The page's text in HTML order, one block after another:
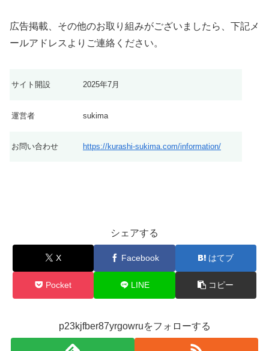
広告掲載、その他のお取り組みがございましたら、下記メ
ールアドレスよりご連絡ください。
サイト開設 2025年7月
運営者 sukima
お問い合わせ https://kurashi-sukima.com/information/
シェアする
X Facebook はてブ
Pocket LINE コピー
p23kjfber87yrgowruをフォローする